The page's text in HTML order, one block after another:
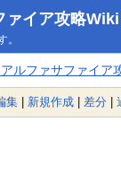
ァイア攻略Wiki
。
ルファサファイア
集 | 新規作成 | 差分 |